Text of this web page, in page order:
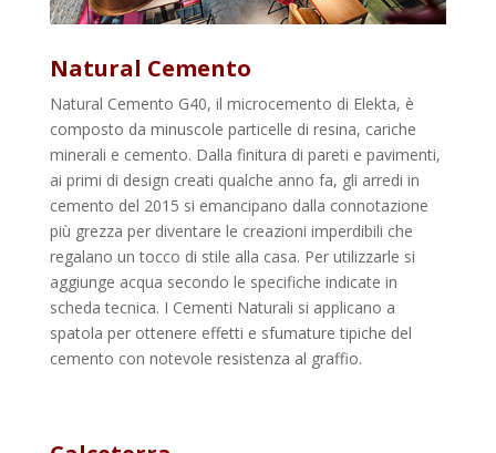
Natural Cemento
Natural Cemento G40, il microcemento di Elekta, è
composto da minuscole particelle di resina, cariche
minerali e cemento. Dalla finitura di pareti e pavimenti,
ai primi di design creati qualche anno fa, gli arredi in
cemento del 2015 si emancipano dalla connotazione
più grezza per diventare le creazioni imperdibili che
regalano un tocco di stile alla casa. Per utilizzarle si
aggiunge acqua secondo le specifiche indicate in
scheda tecnica. I Cementi Naturali si applicano a
spatola per ottenere effetti e sfumature tipiche del
cemento con notevole resistenza al graffio.